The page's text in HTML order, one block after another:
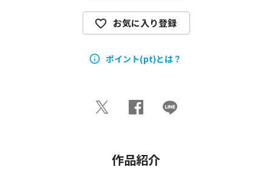
お気に入り登録
ポイント(pt)とは？
作品紹介